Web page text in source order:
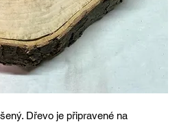
Dřevo je připravené na